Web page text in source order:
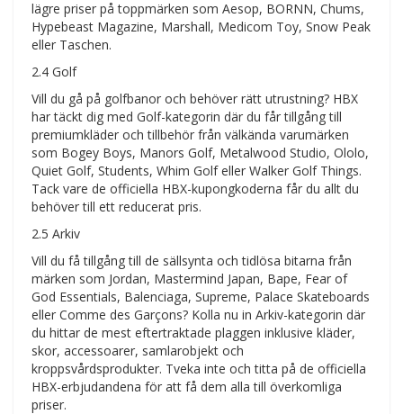
lägre priser på toppmärken som Aesop, BORNN, Chums,
Hypebeast Magazine, Marshall, Medicom Toy, Snow Peak
eller Taschen.
2.4 Golf
Vill du gå på golfbanor och behöver rätt utrustning? HBX
har täckt dig med Golf-kategorin där du får tillgång till
premiumkläder och tillbehör från välkända varumärken
som Bogey Boys, Manors Golf, Metalwood Studio, Ololo,
Quiet Golf, Students, Whim Golf eller Walker Golf Things.
Tack vare de officiella HBX-kupongkoderna får du allt du
behöver till ett reducerat pris.
2.5 Arkiv
Vill du få tillgång till de sällsynta och tidlösa bitarna från
märken som Jordan, Mastermind Japan, Bape, Fear of
God Essentials, Balenciaga, Supreme, Palace Skateboards
eller Comme des Garçons? Kolla nu in Arkiv-kategorin där
du hittar de mest eftertraktade plaggen inklusive kläder,
skor, accessoarer, samlarobjekt och
kroppsvårdsprodukter. Tveka inte och titta på de officiella
HBX-erbjudandena för att få dem alla till överkomliga
priser.